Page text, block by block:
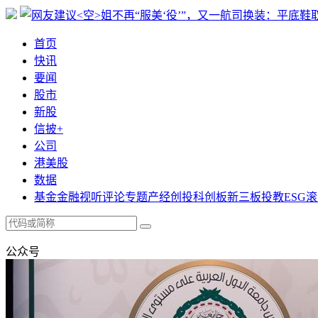
首页
快讯
要闻
股市
新股
信披+
公司
港美股
数据
基金金融视听评论专题产经创投科创板新三板投教ESG
公众号